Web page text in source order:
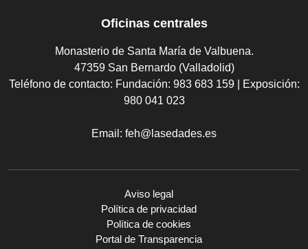
Oficinas centrales
Monasterio de Santa María de Valbuena.
47359 San Bernardo (Valladolid)
Teléfono de contacto: Fundación: 983 683 159 | Exposición:
980 041 023
Email: feh@lasedades.es
Aviso legal
Política de privacidad
Política de cookies
Portal de Transparencia